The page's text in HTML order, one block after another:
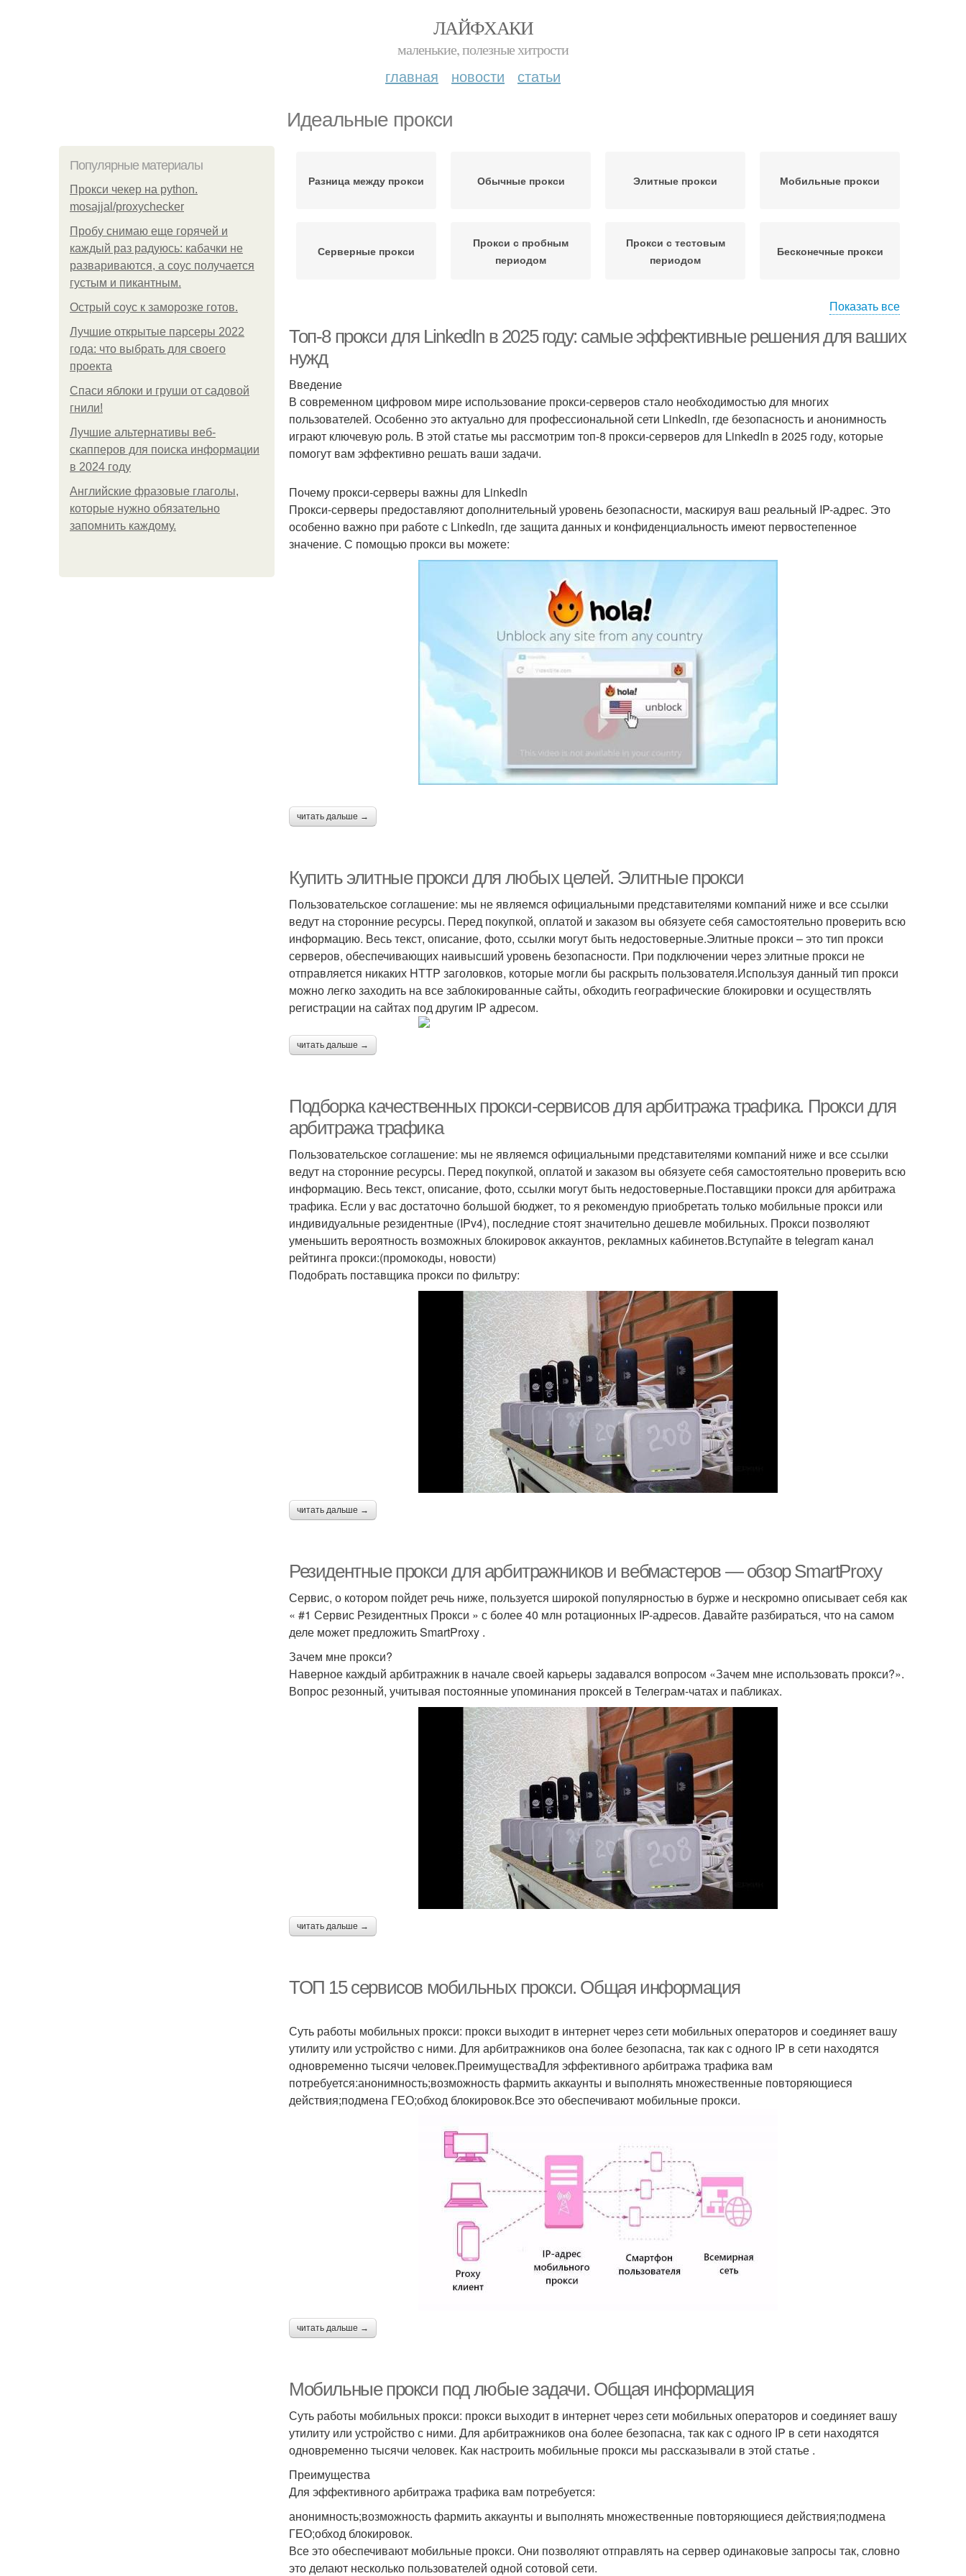
ЛАЙФХАКИ
маленькие, полезные хитрости
главная новости статьи
Идеальные прокси
Популярные материалы
Прокси чекер на python.
mosajjal/proxychecker
Пробу снимаю еще горячей и
каждый раз радуюсь: кабачки не
развариваются, а соус получается
густым и пикантным.
Острый соус к заморозке готов.
Лучшие открытые парсеры 2022
года: что выбрать для своего
проекта
Спаси яблоки и груши от садовой
гнили!
Лучшие альтернативы веб-
скапперов для поиска информации
в 2024 году
Английские фразовые глаголы,
которые нужно обязательно
запомнить каждому.
Разница между прокси Обычные прокси Элитные прокси Мобильные прокси
Серверные прокси
Прокси с пробным
периодом
Прокси с тестовым
периодом
Бесконечные прокси
Прокси для
арбитражников
Показать все
Топ-8 прокси для LinkedIn в 2025 году: самые эффективные решения для ваших
нужд
Введение
В современном цифровом мире использование прокси-серверов стало необходимостью для многих
пользователей. Особенно это актуально для профессиональной сети LinkedIn, где безопасность и анонимность
играют ключевую роль. В этой статье мы рассмотрим топ-8 прокси-серверов для LinkedIn в 2025 году, которые
помогут вам эффективно решать ваши задачи.
Почему прокси-серверы важны для LinkedIn
Прокси-серверы предоставляют дополнительный уровень безопасности, маскируя ваш реальный IP-адрес. Это
особенно важно при работе с LinkedIn, где защита данных и конфиденциальность имеют первостепенное
значение. С помощью прокси вы можете:
читать дальше →
Купить элитные прокси для любых целей. Элитные прокси
Пользовательское соглашение: мы не являемся официальными представителями компаний ниже и все ссылки
ведут на сторонние ресурсы. Перед покупкой, оплатой и заказом вы обязуете себя самостоятельно проверить всю
информацию. Весь текст, описание, фото, ссылки могут быть недостоверные.Элитные прокси – это тип прокси
серверов, обеспечивающих наивысший уровень безопасности. При подключении через элитные прокси не
отправляется никаких HTTP заголовков, которые могли бы раскрыть пользователя.Используя данный тип прокси
можно легко заходить на все заблокированные сайты, обходить географические блокировки и осуществлять
регистрации на сайтах под другим IP адресом.
читать дальше →
Подборка качественных прокси-сервисов для арбитража трафика. Прокси для
арбитража трафика
Пользовательское соглашение: мы не являемся официальными представителями компаний ниже и все ссылки
ведут на сторонние ресурсы. Перед покупкой, оплатой и заказом вы обязуете себя самостоятельно проверить всю
информацию. Весь текст, описание, фото, ссылки могут быть недостоверные.Поставщики прокси для арбитража
трафика. Если у вас достаточно большой бюджет, то я рекомендую приобретать только мобильные прокси или
индивидуальные резидентные (IPv4), последние стоят значительно дешевле мобильных. Прокси позволяют
уменьшить вероятность возможных блокировок аккаунтов, рекламных кабинетов.Вступайте в telegram канал
рейтинга прокси:(промокоды, новости)
Подобрать поставщика прокcи по фильтру:
читать дальше →
Резидентные прокси для арбитражников и вебмастеров — обзор SmartProxy
Сервис, о котором пойдет речь ниже, пользуется широкой популярностью в бурже и нескромно описывает себя как
« #1 Сервис Резидентных Прокси » с более 40 млн ротационных IP-адресов. Давайте разбираться, что на самом
деле может предложить SmartProxy .
Зачем мне прокси?
Наверное каждый арбитражник в начале своей карьеры задавался вопросом «Зачем мне использовать прокси?».
Вопрос резонный, учитывая постоянные упоминания проксей в Телеграм-чатах и пабликах.
читать дальше →
ТОП 15 сервисов мобильных прокси. Общая информация
Суть работы мобильных прокси: прокси выходит в интернет через сети мобильных операторов и соединяет вашу
утилиту или устройство с ними. Для арбитражников она более безопасна, так как с одного IP в сети находятся
одновременно тысячи человек.ПреимуществаДля эффективного арбитража трафика вам
потребуется:анонимность;возможность фармить аккаунты и выполнять множественные повторяющиеся
действия;подмена ГЕО;обход блокировок.Все это обеспечивают мобильные прокси.
читать дальше →
Мобильные прокси под любые задачи. Общая информация
Суть работы мобильных прокси: прокси выходит в интернет через сети мобильных операторов и соединяет вашу
утилиту или устройство с ними. Для арбитражников она более безопасна, так как с одного IP в сети находятся
одновременно тысячи человек. Как настроить мобильные прокси мы рассказывали в этой статье .
Преимущества
Для эффективного арбитража трафика вам потребуется:
анонимность;возможность фармить аккаунты и выполнять множественные повторяющиеся действия;подмена
ГЕО;обход блокировок.
Все это обеспечивают мобильные прокси. Они позволяют отправлять на сервер одинаковые запросы так, словно
это делают несколько пользователей одной сотовой сети.